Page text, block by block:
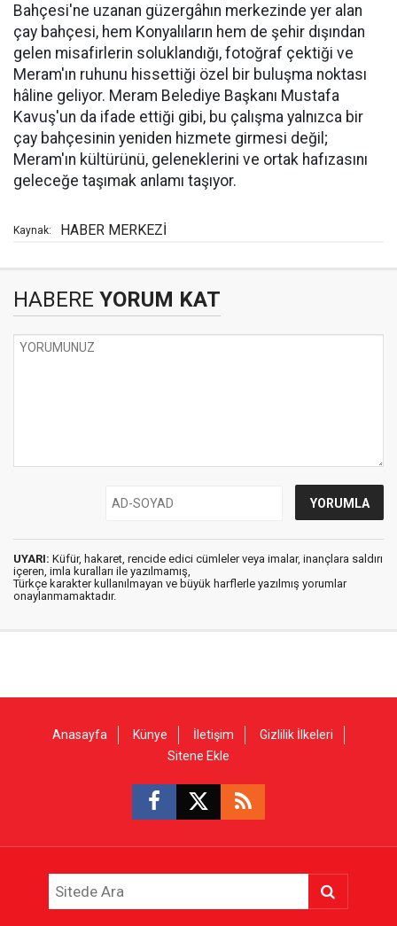
Bahçesi'ne uzanan güzergâhın merkezinde yer alan
çay bahçesi, hem Konyalıların hem de şehir dışından
gelen misafirlerin soluklandığı, fotoğraf çektiği ve
Meram'ın ruhunu hissettiği özel bir buluşma noktası
hâline geliyor. Meram Belediye Başkanı Mustafa
Kavuş'un da ifade ettiği gibi, bu çalışma yalnızca bir
çay bahçesinin yeniden hizmete girmesi değil;
Meram'ın kültürünü, geleneklerini ve ortak hafızasını
geleceğe taşımak anlamı taşıyor.
Kaynak: HABER MERKEZİ
HABERE YORUM KAT
UYARI: Küfür, hakaret, rencide edici cümleler veya imalar, inançlara saldırı
içeren, imla kuralları ile yazılmamış,
Türkçe karakter kullanılmayan ve büyük harflerle yazılmış yorumlar
onaylanmamaktadır.
Anasayfa Künye İletişim
Gizlilik İlkeleri
Sitene Ekle